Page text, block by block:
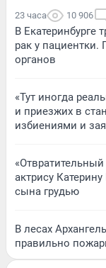
23 часа 10 906
В
рак у пациентки.
органов
«Тут иногда
и приезжих в
избиениями и
актрису
сына грудью
В лесах
правильно